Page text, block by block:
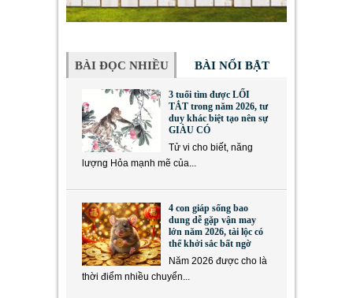
BÀI ĐỌC NHIỀU BÀI NỔI BẬT
3 tuổi tìm được LỐI
TẮT trong năm 2026, tư
duy khác biệt tạo nên sự
GIÀU CÓ
Tử vi cho biết, năng
lượng Hỏa mạnh mẽ của...
4 con giáp sống bao
dung dễ gặp vận may
lớn năm 2026, tài lộc có
thể khởi sắc bất ngờ
Năm 2026 được cho là
thời điểm nhiều chuyển...